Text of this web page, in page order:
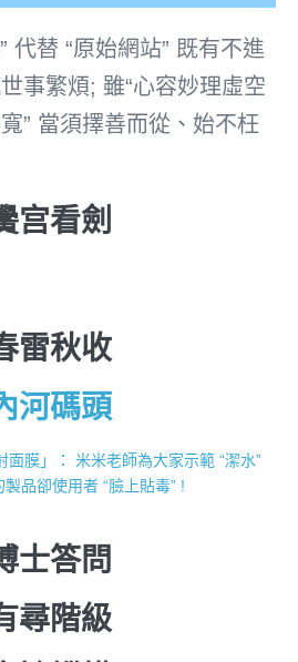
代替 “原始網站” 既有不進
事繁煩; 雖“心容妙理虛空
” 當須擇善而從、始不枉
宫看劍
雷秋收
河碼頭
面膜」： 米米老師為大家示範 “潔水”
品卻使用者 “臉上貼毒” !
士答問
尋階級